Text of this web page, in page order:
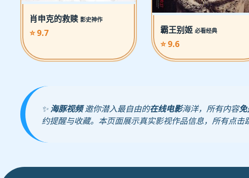
肖申克的救赎 影史神作
⭐ 9.7 霸王别姬必看经典
⭐ 9.6
✨海豚视频邀你潜入最自由的在线电影海洋，所有内容免
约提醒与收藏。本页面展示真实影视作品信息，所有点